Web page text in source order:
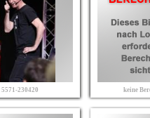
5571-230420 keine